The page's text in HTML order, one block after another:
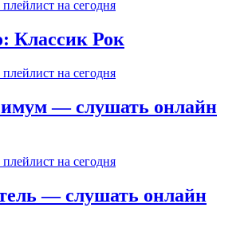
на сегодня
Классик Рок
на сегодня
— слушать онлайн
на сегодня
— слушать онлайн